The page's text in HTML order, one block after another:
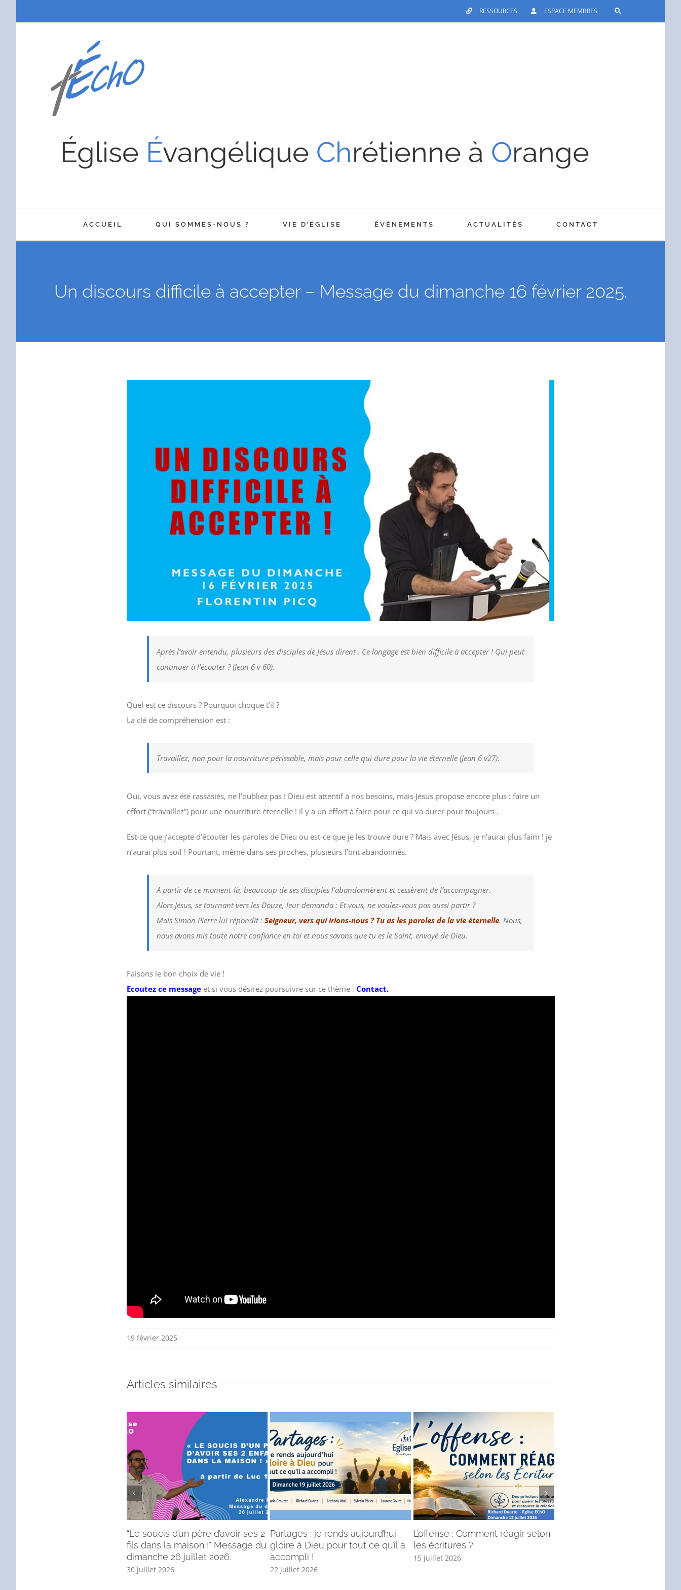
RESSOURCES ESPACE MEMBRES
Église Évangélique Chrétienne à Orange
ACCUEIL QUI SOMMES-NOUS ? VIE D’ÉGLISE ÉVÈNEMENTS ACTUALITÉS CONTACT
Un discours difficile à accepter – Message du dimanche 16 février 2025.
Après l’avoir entendu, plusieurs des disciples de Jésus dirent : Ce langage est bien difficile à accepter ! Qui peut
continuer à l’écouter ? (Jean 6 v 60).
Quel est ce discours ? Pourquoi choque t’il ?
La clé de compréhension est :
Travaillez, non pour la nourriture périssable, mais pour celle qui dure pour la vie éternelle (Jean 6 v27).
Oui, vous avez été rassasiés, ne l’oubliez pas ! Dieu est attentif à nos besoins, mais Jésus propose encore plus : faire un
effort (“travaillez”) pour une nourriture éternelle ! Il y a un effort à faire pour ce qui va durer pour toujours .
Est-ce que j’accepte d’écouter les paroles de Dieu ou est-ce que je les trouve dure ? Mais avec Jésus, je n’aurai plus faim ! je
n’aurai plus soif ! Pourtant, même dans ses proches, plusieurs l’ont abandonnés.
A partir de ce moment-là, beaucoup de ses disciples l’abandonnèrent et cessèrent de l’accompagner.
Alors Jésus, se tournant vers les Douze, leur demanda : Et vous, ne voulez-vous pas aussi partir ?
Mais Simon Pierre lui répondit : Seigneur, vers qui irions-nous ? Tu as les paroles de la vie éternelle. Nous,
nous avons mis toute notre confiance en toi et nous savons que tu es le Saint, envoyé de Dieu.
Faisons le bon choix de vie !
Ecoutez ce messageet si vous désirez poursuivre sur ce thème : Contact.
19 février 2025
Articles similaires
“Le soucis d’un père d’avoir ses 2
fils dans la maison !” Message du
dimanche 26 juillet 2026.
30 juillet 2026
Partages : je rends aujourd’hui
gloire à Dieu pour tout ce qu’il a
accompli !
22 juillet 2026
L’offense : Comment réagir selon
les écritures ?
15 juillet 2026